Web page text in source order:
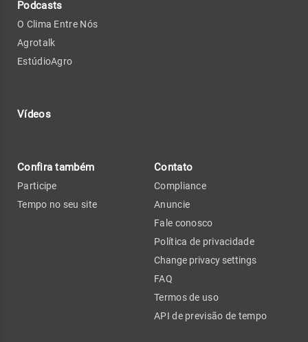
Podcasts
O Clima Entre Nós
Agrotalk
EstúdioAgro
Vídeos
Confira também
Participe
Tempo no seu site
Contato
Compliance
Anuncie
Fale conosco
Política de privacidade
Change privacy settings
FAQ
Termos de uso
API de previsão de tempo